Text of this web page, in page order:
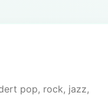
pop, rock, jazz,